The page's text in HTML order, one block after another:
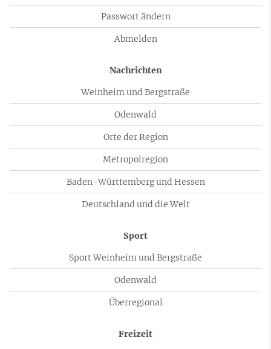
Passwort ändern
Abmelden
Nachrichten
Weinheim und Bergstraße
Odenwald
Orte der Region
Metropolregion
Baden-Württemberg und Hessen
Deutschland und die Welt
Sport
Sport Weinheim und Bergstraße
Odenwald
Überregional
Freizeit